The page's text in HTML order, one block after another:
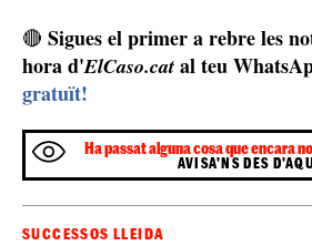
🔴 Sigues el primer a rebre les
hora d'ElCaso.cat al teu
gratuït!
Ha passat alguna cosa que encara
AVISA'NS DES
SUCCESSOS LLEIDA